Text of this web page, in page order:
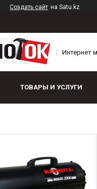
Создать сайт на Satu.kz
Интернет
ТОВАРЫ И УСЛУГИ